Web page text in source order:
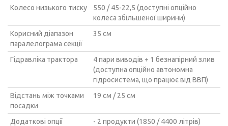
Колесо низького тиску
550 / 45-22,5 (доступні опційно
колеса збільшеної ширини)
Корисний діапазон
паралелограма секції
35 см
Гідравліка трактора
4 пари виводів + 1 безнапірний злив
(доступна опційно автономна
гідросистема, що працює від ВВП)
Відстань між точками
посадки
19 см / 25 см
Додаткові опції
- 2 продукти (1850 / 4400 літрів)